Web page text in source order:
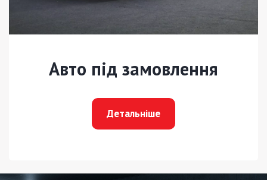
Авто під замовлення
Детальніше